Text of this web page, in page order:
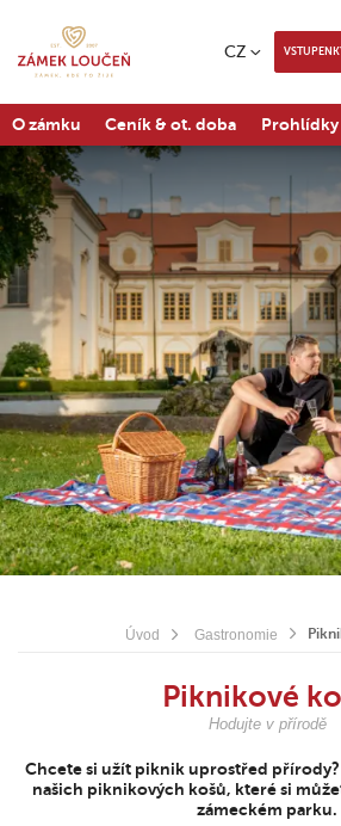
CZ
O zámku Ceník & ot. doba Prohlídky
Úvod Gastronomie
Piknikové
Hodujte v přírodě
Chcete si užít piknik uprostřed
našich piknikových košů, které si
zámeckém parku.